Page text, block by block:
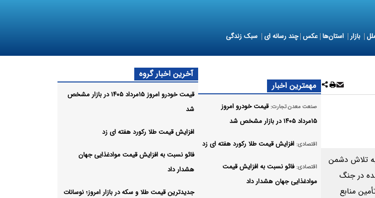
بازار استان‌ها عکس چند رسانه ای سبک زندگی
به تلاش دشمن
در جنگ
منابع
مهمترین اخبار
صنعت معدن تجارت: قیمت خودرو امروز
۱۵مرداد ۱۴۰۵ در بازار مشخص شد
اقتصادی: افزایش قیمت طلا رکورد هفته ای زد
اقتصادی: فائو نسبت به افزایش قیمت
موادغذایی جهان هشدار داد
آخرین اخبار گروه
قیمت خودرو امروز ۱۵مرداد ۱۴۰۵ در بازار مشخص
شد
افزایش قیمت طلا رکورد هفته ای زد
فائو نسبت به افزایش قیمت موادغذایی جهان
هشدار داد
جدیدترین قیمت طلا و سکه در بازار امروز؛ نوسانات